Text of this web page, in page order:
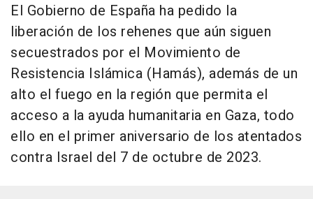
El Gobierno de España ha pedido la
liberación de los rehenes que aún siguen
secuestrados por el Movimiento de
Resistencia Islámica (Hamás), además de un
alto el fuego en la región que permita el
acceso a la ayuda humanitaria en Gaza, todo
ello en el primer aniversario de los atentados
contra Israel del 7 de octubre de 2023.